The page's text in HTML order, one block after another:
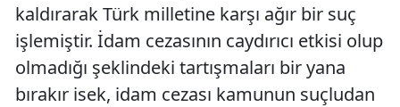
kaldırarak Türk milletine karşı ağır bir suç
işlemiştir. İdam cezasının caydırıcı etkisi olup
olmadığı şeklindeki tartışmaları bir yana
bırakır isek, idam cezası kamunun suçludan